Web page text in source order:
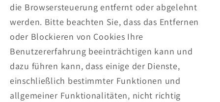
die Browsersteuerung entfernt oder abgelehnt
werden. Bitte beachten Sie, dass das Entfernen
oder Blockieren von Cookies Ihre
Benutzererfahrung beeinträchtigen kann und
dazu führen kann, dass einige der Dienste,
einschließlich bestimmter Funktionen und
allgemeiner Funktionalitäten, nicht richtig